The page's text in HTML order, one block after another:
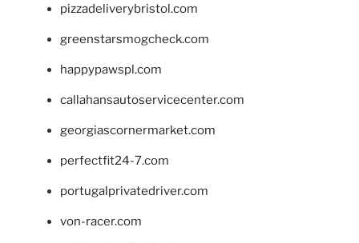
pizzadeliverybristol.com
greenstarsmogcheck.com
happypawspl.com
callahansautoservicecenter.com
georgiascornermarket.com
perfectfit24-7.com
portugalprivatedriver.com
von-racer.com